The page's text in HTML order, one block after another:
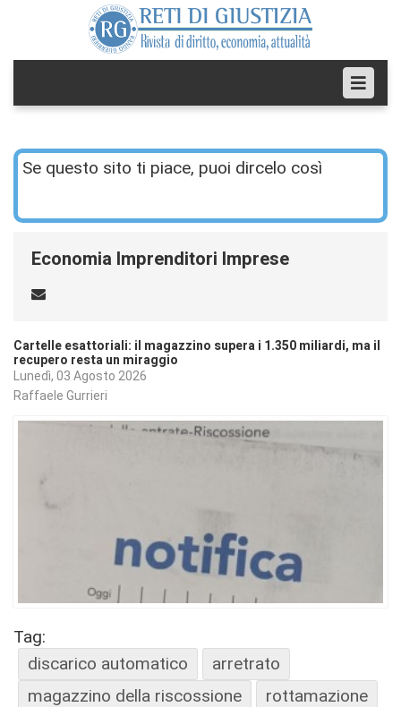
Se questo sito ti piace, puoi dircelo così
Economia Imprenditori Imprese
Cartelle esattoriali: il magazzino supera i 1.350 miliardi, ma il
recupero resta un miraggio
Lunedì, 03 Agosto 2026
Raffaele Gurrieri
Tag:
discarico automatico
arretrato
magazzino della riscossione
rottamazione